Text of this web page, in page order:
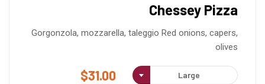
Chessey Pizza
Gorgonzola, mozzarella, taleggio Red onions, capers,
olives
Large
$31.00